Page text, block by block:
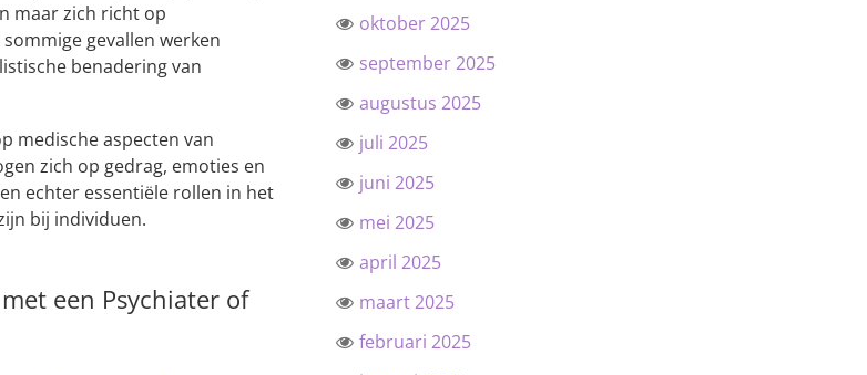
maar zich richt op
gevallen werken
benadering van
medische aspecten van
zich op gedrag, emoties en
echter essentiële rollen in het
bij individuen.
een Psychiater of
oktober 2025
september 2025
augustus 2025
juli 2025
juni 2025
mei 2025
april 2025
maart 2025
februari 2025